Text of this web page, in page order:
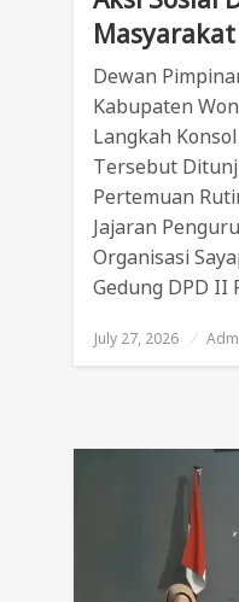
Masyarakat
Dewan
Kabupaten
Langkah
Tersebut
Pertemuan
Jajaran
Organisasi
Gedung DPD II
Posted
On
July 27, 2026